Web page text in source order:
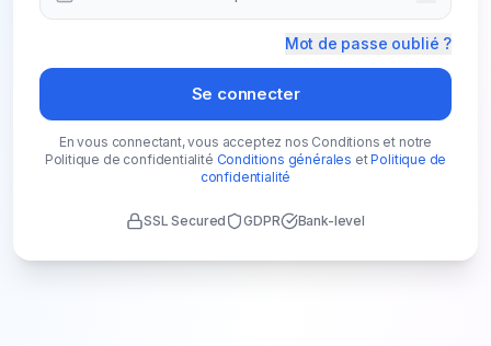
Mot de passe oublié ?
Se connecter
En vous connectant, vous acceptez nos Conditions et notre
Politique de confidentialité Conditions générales etPolitique de
confidentialité
SSL Secured GDPR Bank-level